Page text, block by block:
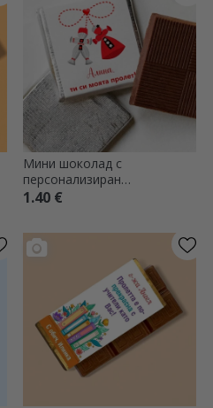
Мини шоколад с
персонализиран
романтичен текст
1.40 €